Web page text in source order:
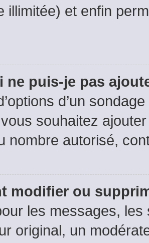
illimitée) et enfin
ne puis-je pas
d’un
souhaitez
nombre autorisé,
modifier ou
les messages,
original, un